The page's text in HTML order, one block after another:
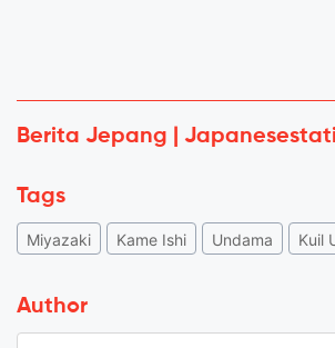
Berita Jepang |
Tags
Miyazaki Kame Ishi Undama Kuil
Author